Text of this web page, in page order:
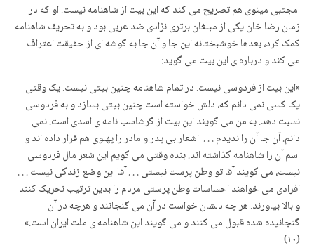
مجتبی مینوی هم تصریح می کند که این بیت از شاهنامه نیست. او که در
زمان رضا خان یکی از مبلغان برتری نژادی ضد عربی بود و به تحریف شاهنامه
کمک کرد، بعدها خوشبختانه این جا و آن جا به گوشه ای از حقیقت اعتراف
می کند و درباره ی این بیت می گوید:
«این بیت از فردوسی نیست. در تمام شاهنامه چنین بیتی نیست. یک وقتی
یک کسی نمی دانم که، دلش خواسته است چنین بیتی بسازد و به فردوسی
نسبت دهد. به من می گویند این بیت از گرشاسب نامه ی اسدی است. نمی
دانم. آن جا آن را ندیدم . . . اشعار بی پدر و مادر را پهلوی هم قرار داده اند و
اسم آن را شاهنامه گذاشته اند. بنده وقتی می گویم این شعر مال فردوسی
نیست، می گویند آقا تو وطن پرست نیستی . . . آقا این وضع زندگی نیست . . .
افرادی می خواهند احساسات وطن پرستی مردم را بدین ترتیب نحریک کنند
و بالا بیاورند. هر چه دلشان خواست در آن می گنجانند و هرچه در آن
گنجانیده شده قبول می کنند و می گویند این شاهنامه ی ملت ایران است.»
(۱۰)